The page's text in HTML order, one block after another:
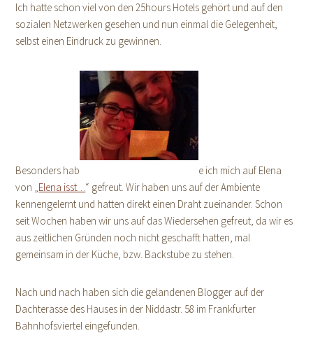
Ich hatte schon viel von den 25hours Hotels gehört und auf den
sozialen Netzwerken gesehen und nun einmal die Gelegenheit,
selbst einen Eindruck zu gewinnen.
Besonders hab
e ich mich auf Elena
von „ Elena isst… “ gefreut. Wir haben uns auf der Ambiente
kennengelernt und hatten direkt einen Draht zueinander. Schon
seit Wochen haben wir uns auf das Wiedersehen gefreut, da wir es
aus zeitlichen Gründen noch nicht geschafft hatten, mal
gemeinsam in der Küche, bzw. Backstube zu stehen.
Nach und nach haben sich die gelandenen Blogger auf der
Dachterasse des Hauses in der Niddastr. 58 im Frankfurter
Bahnhofsviertel eingefunden.